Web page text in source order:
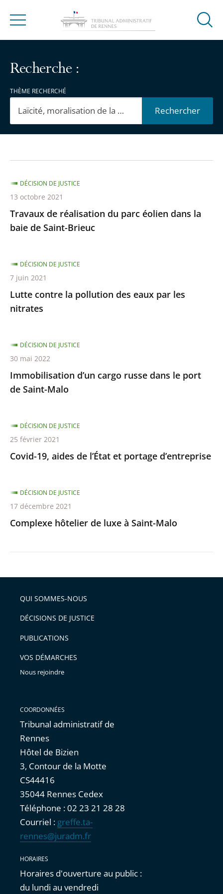
Menu
Ouvrir
Recherche :
THÈME RECHERCHÉ
Rechercher
filtres
pour
arriver
après
filtres
pour
arriver
avant
Travaux de réalisation du parc éolien dans la
baie de Saint-Brieuc
DÉCISION DE JUSTICE
13 octobre 2021
Lutte contre la pollution des eaux par les
nitrates
DÉCISION DE JUSTICE
7 juin 2021
Immobilisation d’un cargo russe dans le port
de Saint-Malo
DÉCISION DE JUSTICE
30 mai 2022
Covid-19, aides de l’État et portage d’entreprise
DÉCISION DE JUSTICE
25 février 2021
Complexe hôtelier de luxe à Saint-Malo
DÉCISION DE JUSTICE
17 décembre 2021
QUI SOMMES-NOUS
DÉCISIONS DE JUSTICE
PUBLICATIONS
VOS DÉMARCHES
Nous rejoindre
COORDONNÉES
Tribunal administratif de
Rennes
Hôtel de Bizien
3, Contour de la Motte
CS44416
35044 Rennes Cedex
Téléphone : 02 23 21 28 28
Courriel : greffe.ta-
rennes@juradm.fr
HORAIRES
Horaires d'ouverture au public :
du lundi au vendredi